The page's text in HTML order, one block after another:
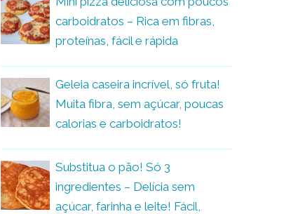
carboidratos – Rica em fibras,
proteínas, fácil e rápida
Geleia caseira incrível, só fruta!
Muita fibra, sem açúcar, poucas
calorias e carboidratos!
Substitua o pão! Só 3
ingredientes – Delícia sem
açúcar, farinha e leite! Fácil,